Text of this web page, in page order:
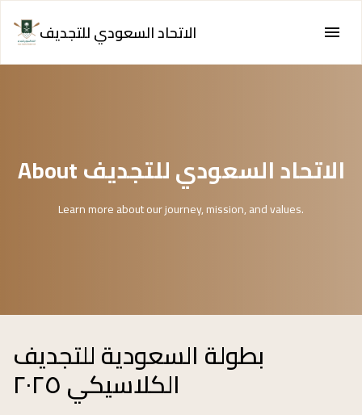
الاتحاد السعودي للتجديف
About الاتحاد السعودي للتجديف
Learn more about our journey, mission, and values.
بطولة السعودية للتجديف
الكلاسيكي ٢٠٢٥